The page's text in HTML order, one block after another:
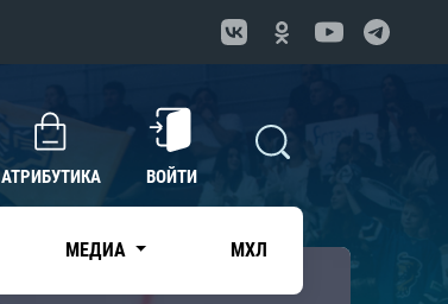
АТРИБУТИКА ВОЙТИ
МЕДИА МХЛ